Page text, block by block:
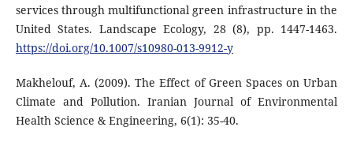
services through multifunctional green infrastructure in the
United States. Landscape Ecology, 28 (8), pp. 1447-1463.
https://doi.org/10.1007/s10980-013-9912-y
Makhelouf, A. (2009). The Effect of Green Spaces on Urban
Climate and Pollution. Iranian Journal of Environmental
Health Science & Engineering, 6(1): 35-40.